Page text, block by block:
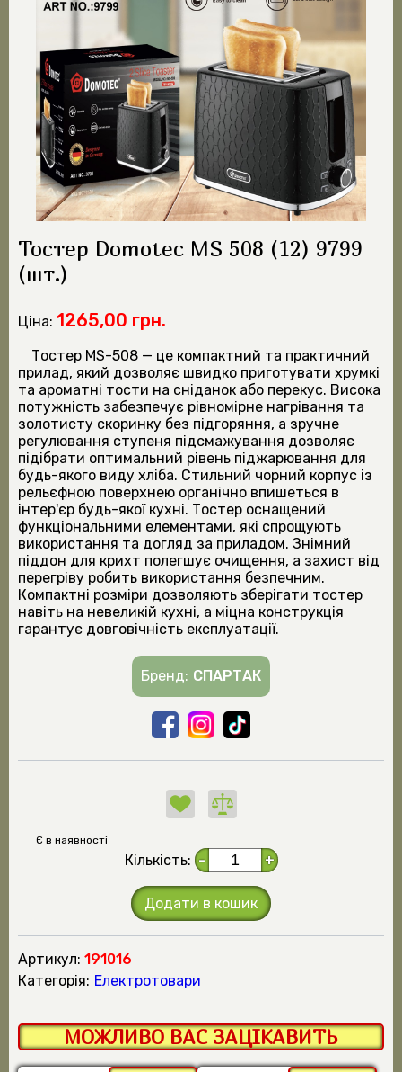
Тостер Domotec MS 508 (12) 9799
(шт.)
Ціна: 1265,00 грн.
Тостер MS-508 — це компактний та практичний
прилад, який дозволяє швидко приготувати хрумкі
та ароматні тости на сніданок або перекус. Висока
потужність забезпечує рівномірне нагрівання та
золотисту скоринку без підгоряння, а зручне
регулювання ступеня підсмажування дозволяє
підібрати оптимальний рівень піджарювання для
будь-якого виду хліба. Стильний чорний корпус із
рельєфною поверхнею органічно впишеться в
інтер'єр будь-якої кухні. Тостер оснащений
функціональними елементами, які спрощують
використання та догляд за приладом. Знімний
піддон для крихт полегшує очищення, а захист від
перегріву робить використання безпечним.
Компактні розміри дозволяють зберігати тостер
навіть на невеликій кухні, а міцна конструкція
гарантує довговічність експлуатації.
Бренд: СПАРТАК
Є в наявності
Кількість: - +
Додати в кошик
Артикул: 191016
Категорія: Електротовари
МОЖЛИВО ВАС ЗАЦІКАВИТЬ